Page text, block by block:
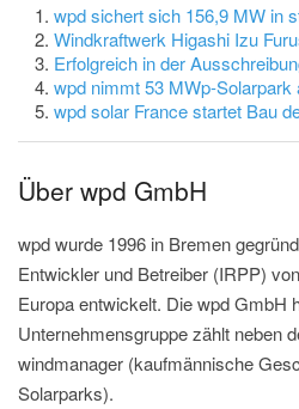
wpd sichert sich 156,9 MW in
Windkraftwerk Higashi Izu
Erfolgreich in der
wpd nimmt 53 MWp-
wpd solar France startet Bau
Über wpd GmbH
wpd wurde 1996 in Bremen
Entwickler und Betreiber (IRPP)
Europa entwickelt. Die wpd GmbH
Unternehmensgruppe zählt neben
windmanager (kaufmännische
Solarparks).